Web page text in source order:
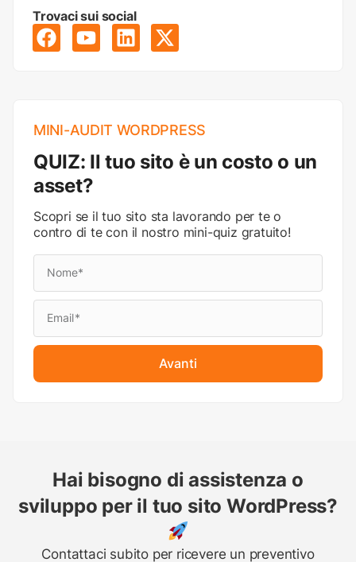
Trovaci sui social
MINI-AUDIT WORDPRESS
QUIZ: Il tuo sito è un costo o un
asset?
Scopri se il tuo sito sta lavorando per te o
contro di te con il nostro mini-quiz gratuito!
Avanti
Hai bisogno di assistenza o
sviluppo per il tuo sito WordPress?
Contattaci subito per ricevere un preventivo